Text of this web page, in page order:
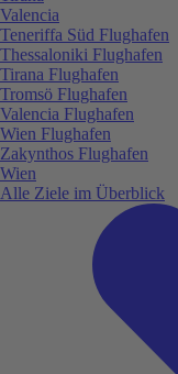
Valencia
Teneriffa Süd Flughafen
Thessaloniki Flughafen
Tirana Flughafen
Tromsö Flughafen
Valencia Flughafen
Wien Flughafen
Zakynthos Flughafen
Wien
Alle Ziele im Überblick